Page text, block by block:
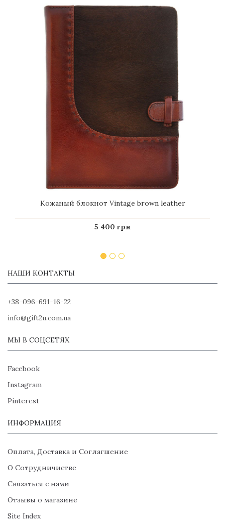
Кожаный блокнот Vintage brown leather
5 400 грн
НАШИ КОНТАКТЫ
+38-096-691-16-22
info@gift2u.com.ua
МЫ В СОЦСЕТЯХ
Facebook
Instagram
Pinterest
ИНФОРМАЦИЯ
Оплата, Доставка и Соглагшение
О Сотрудничистве
Связаться с нами
Отзывы о магазине
Site Index